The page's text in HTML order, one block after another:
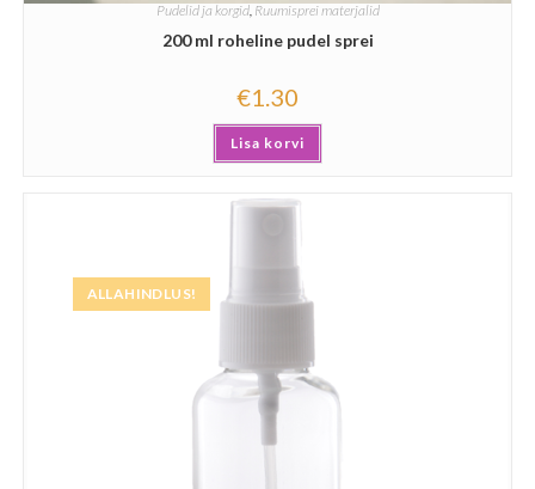
Pudelid ja korgid, Ruumisprei materjalid
200 ml roheline pudel sprei
€1.30
Lisa korvi
ALLAHINDLUS!